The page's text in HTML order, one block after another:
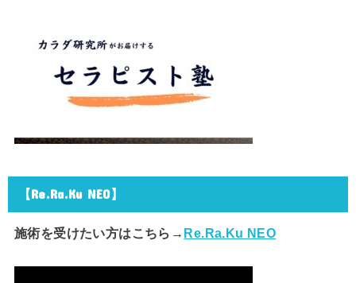
【Re.Ra.Ku NEO】
施術を受けたい方はこちら→ Re.Ra.Ku NEO